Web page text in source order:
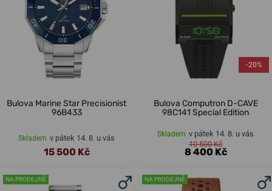
Bulova Marine Star Precisionist
96B433
Skladem v pátek 14. 8. u vás
15 500 Kč
-20%
Bulova Computron D-CAVE
98C141 Special Edition
Skladem v pátek 14. 8. u vás
10 500 Kč
8 400 Kč
NA PRODEJNĚ NA PRODEJNĚ